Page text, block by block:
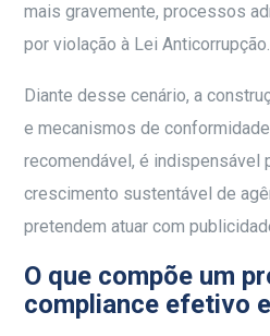
mais gravemente, processos
por violação à Lei Anticorrupção.
Diante desse cenário, a
e mecanismos de
recomendável, é indispensável
crescimento sustentável de
pretendem atuar com
O que compõe um
compliance efetivo